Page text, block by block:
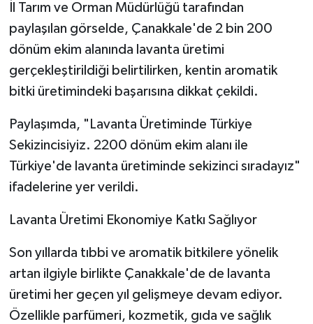
İl Tarım ve Orman Müdürlüğü tarafından
paylaşılan görselde, Çanakkale'de 2 bin 200
dönüm ekim alanında lavanta üretimi
gerçekleştirildiği belirtilirken, kentin aromatik
bitki üretimindeki başarısına dikkat çekildi.
Paylaşımda, "Lavanta Üretiminde Türkiye
Sekizincisiyiz. 2200 dönüm ekim alanı ile
Türkiye'de lavanta üretiminde sekizinci sıradayız"
ifadelerine yer verildi.
Lavanta Üretimi Ekonomiye Katkı Sağlıyor
Son yıllarda tıbbi ve aromatik bitkilere yönelik
artan ilgiyle birlikte Çanakkale'de de lavanta
üretimi her geçen yıl gelişmeye devam ediyor.
Özellikle parfümeri, kozmetik, gıda ve sağlık